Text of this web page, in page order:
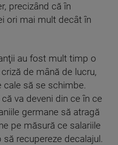
precizând că în
ori mai mult decât în
au fost mult timp o
de mână de lucru,
cale să se schimbe.
va deveni din ce în ce
germane să atragă
pe măsură ce salariile
recupereze decalajul.